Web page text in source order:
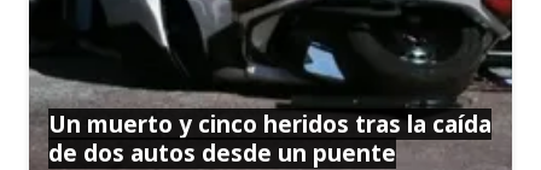
Un muerto y cinco heridos tras la caída
de dos autos desde un puente